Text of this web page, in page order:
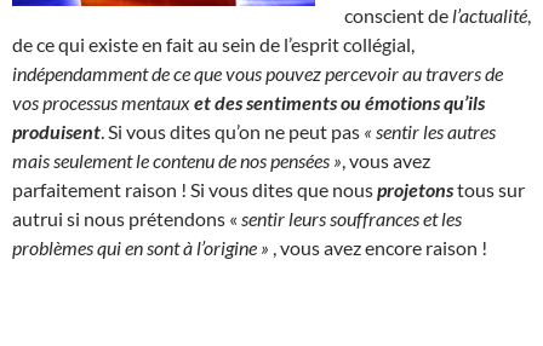
conscient de l’actualité
de ce qui existe en fait au sein de l’esprit collégial,
indépendamment de ce que vous pouvez percevoir au travers de
vos processus mentauxet des sentiments ou émotions qu’ils
produisent . Si vous dites qu’on ne peut pas « sentir les autres
mais seulement le contenu de nos pensées » , vous avez
parfaitement raison ! Si vous dites que nousprojetonstous sur
autrui si nous prétendons « sentir leurs souffrances et les
problèmes qui en sont à l’origine » , vous avez encore raison !